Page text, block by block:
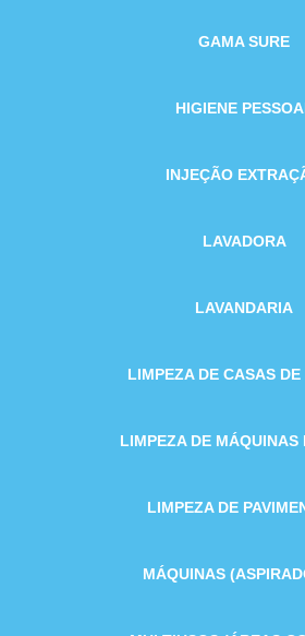
GAMA SURE
HIGIENE
INJEÇÃO
LAVADORA
LAVANDARIA
LIMPEZA DE CASAS
LIMPEZA DE MÁQUINAS
LIMPEZA DE
MÁQUINAS